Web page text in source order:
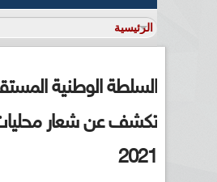
السلطة الوطنية
2021